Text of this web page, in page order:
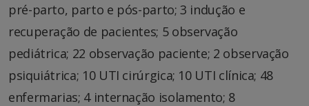
pré-parto, parto e pós-parto; 3 indução e
recuperação de pacientes; 5 observação
pediátrica; 22 observação paciente; 2 observação
psiquiátrica; 10 UTI cirúrgica; 10 UTI clínica; 48
enfermarias; 4 internação isolamento; 8